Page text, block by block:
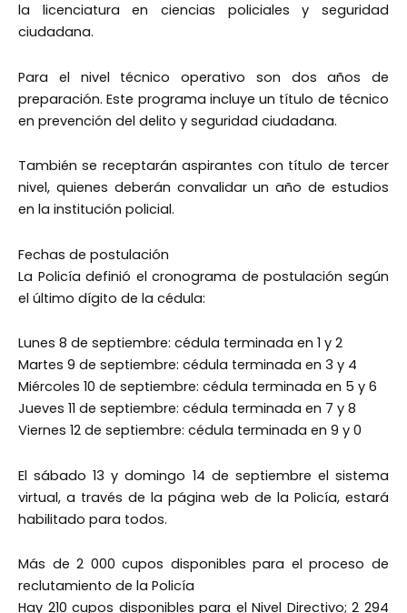
la licenciatura en ciencias policiales y seguridad
ciudadana.
Para el nivel técnico operativo son dos años de
preparación. Este programa incluye un título de técnico
en prevención del delito y seguridad ciudadana.
También se receptarán aspirantes con título de tercer
nivel, quienes deberán convalidar un año de estudios
en la institución policial.
Fechas de postulación
La Policía definió el cronograma de postulación según
el último dígito de la cédula:
Lunes 8 de septiembre: cédula terminada en 1 y 2
Martes 9 de septiembre: cédula terminada en 3 y 4
Miércoles 10 de septiembre: cédula terminada en 5 y 6
Jueves 11 de septiembre: cédula terminada en 7 y 8
Viernes 12 de septiembre: cédula terminada en 9 y 0
El sábado 13 y domingo 14 de septiembre el sistema
virtual, a través de la página web de la Policía, estará
habilitado para todos.
Más de 2 000 cupos disponibles para el proceso de
reclutamiento de la Policía
Hay 210 cupos disponibles para el Nivel Directivo; 2 294